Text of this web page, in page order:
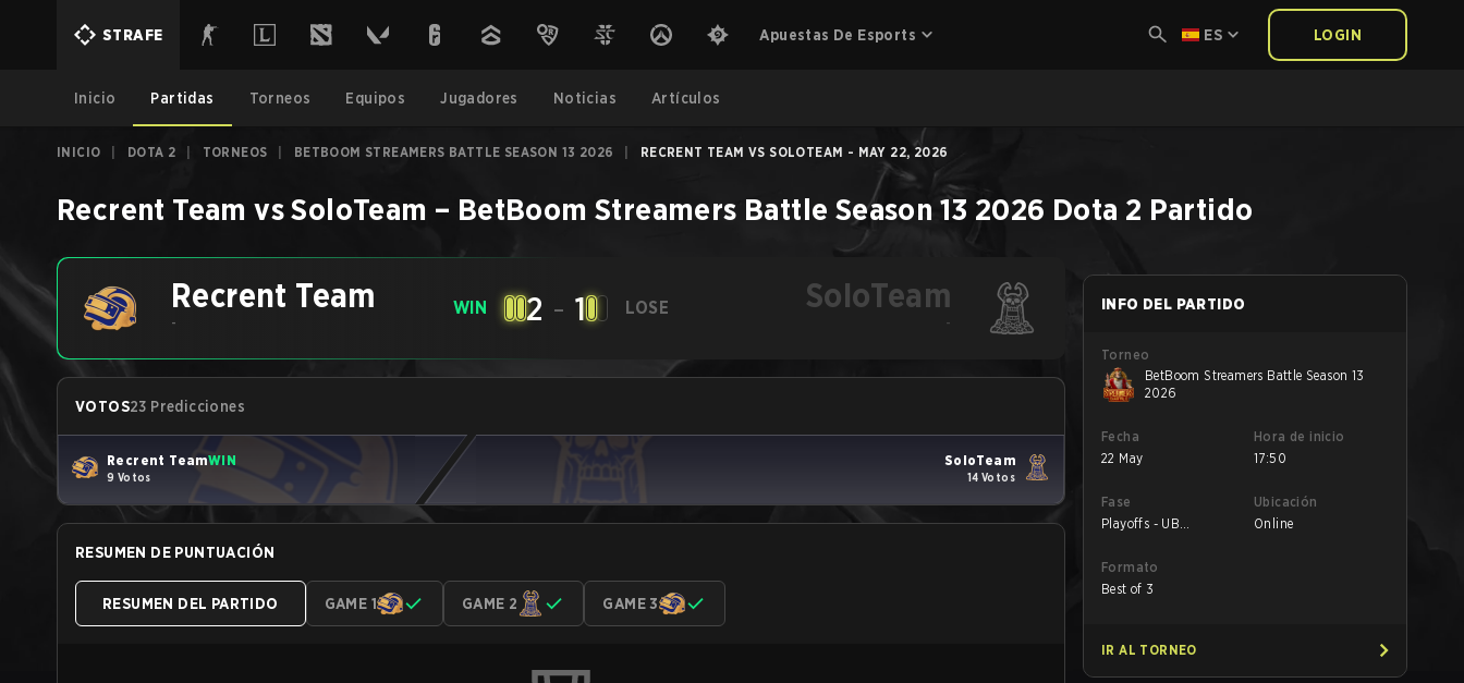
STRAFE Apuestas De Esports ES LOGIN
Inicio Partidas Torneos Equipos Jugadores Noticias Artículos
INICIO DOTA 2 TORNEOS BETBOOM STREAMERS BATTLE SEASON 13 2026 RECRENT TEAM VS SOLOTEAM - MAY 22, 2026
Recrent Team vsSoloTeam – BetBoom Streamers Battle Season 13 2026 Dota 2 Partido
Recrent Team
-
WIN 2 - 1 LOSE SoloTeam
-
VOTOS23 Predicciones
Recrent TeamWIN
9 Votos
SoloTeam
14 Votos
RESUMEN DE PUNTUACIÓN
RESUMEN DEL PARTIDO GAME 1 GAME 2 GAME 3
INFO DEL PARTIDO
Torneo
BetBoom Streamers Battle Season 13
2026
Fecha
22 May
Hora de inicio
17:50
Fase
Playoffs - UB
Ubicación
Online
Formato
Best of 3
IR AL TORNEO